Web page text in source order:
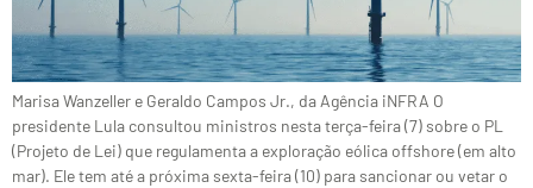
Marisa Wanzeller e Geraldo Campos Jr., da Agência iNFRA O
presidente Lula consultou ministros nesta terça-feira (7) sobre o PL
(Projeto de Lei) que regulamenta a exploração eólica offshore (em alto
mar). Ele tem até a próxima sexta-feira (10) para sancionar ou vetar o